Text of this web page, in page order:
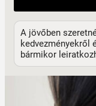
A jövőben
kedvezményekről
bármikor